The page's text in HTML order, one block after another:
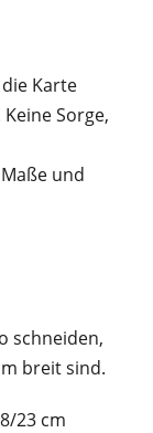
Karte
Sorge,
und
schneiden,
breit sind.
23 cm